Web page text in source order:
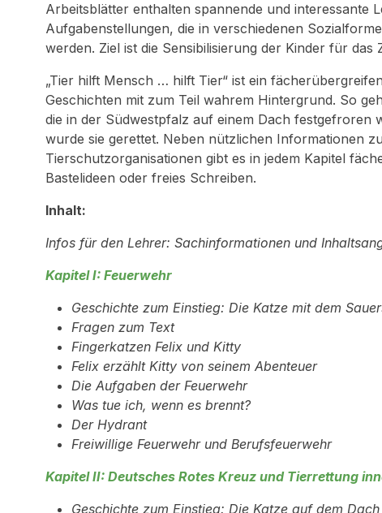
Arbeitsblätter enthalten spannende und interessante
Aufgabenstellungen, die in verschiedenen
werden. Ziel ist die Sensibilisierung der Kinder für
„Tier hilft Mensch … hilft Tier“ ist ein
Geschichten mit zum Teil wahrem Hintergrund. So
die in der Südwestpfalz auf einem Dach festgefroren
wurde sie gerettet. Neben nützlichen Informationen
Tierschutzorganisationen gibt es in jedem Kapitel
Bastelideen oder freies Schreiben.
Inhalt:
Infos für den Lehrer: Sachinformationen und
Kapitel I: Feuerwehr
Geschichte zum Einstieg: Die Katze mit dem
Fragen zum Text
Fingerkatzen Felix und Kitty
Felix erzählt Kitty von seinem Abenteuer
Die Aufgaben der Feuerwehr
Was tue ich, wenn es brennt?
Der Hydrant
Freiwillige Feuerwehr und Berufsfeuerwehr
Kapitel II: Deutsches Rotes Kreuz und Tierrettung
Geschichte zum Einstieg: Die Katze auf dem Dach